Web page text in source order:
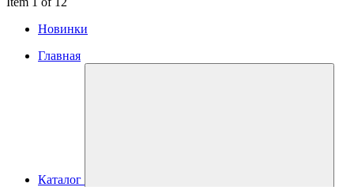
Новинки
Главная
Каталог